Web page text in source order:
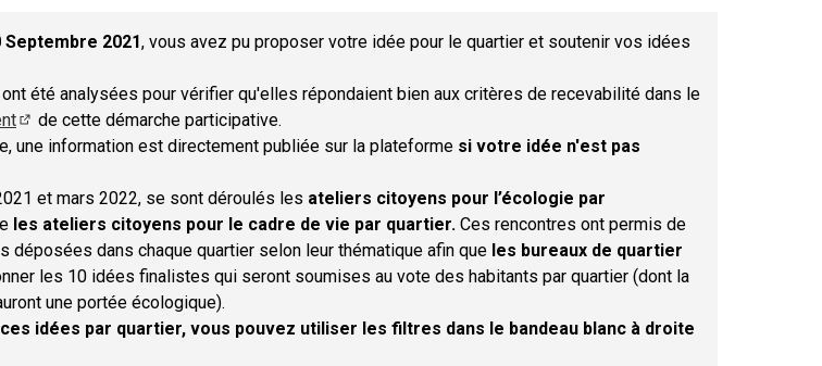
Septembre 2021, vous avez pu proposer votre idée pour le quartier et soutenir vos idées
été analysées pour vérifier qu'elles répondaient bien aux critères de recevabilité dans le
(S'ouvre dans un nouvel onglet)
de cette démarche participative.
une information est directement publiée sur la plateforme si votre idée n'est pas
et mars 2022, se sont déroulés les ateliers citoyens pour l’écologie par
les ateliers citoyens pour le cadre de vie par quartier. Ces rencontres ont permis de
déposées dans chaque quartier selon leur thématique afin que les bureaux de quartier
les 10 idées finalistes qui seront soumises au vote des habitants par quartier (dont la
une portée écologique).
idées par quartier, vous pouvez utiliser les filtres dans le bandeau blanc à droite